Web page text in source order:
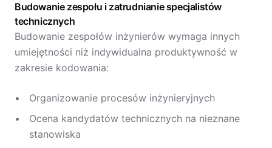
Budowanie zespołu i zatrudnianie specjalistów
technicznych
Budowanie zespołów inżynierów wymaga innych
umiejętności niż indywidualna produktywność w
zakresie kodowania:
Organizowanie procesów inżynieryjnych
Ocena kandydatów technicznych na nieznane
stanowiska